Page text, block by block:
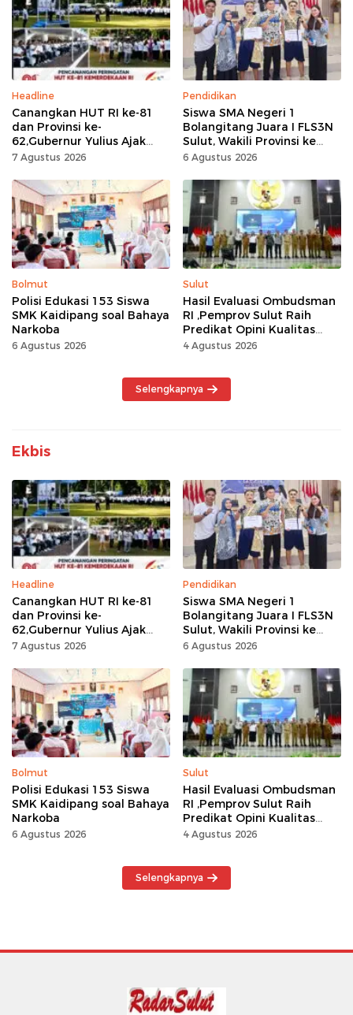
Headline
Canangkan HUT RI ke-81
dan Provinsi ke-
62,Gubernur Yulius Ajak
Seluruh Masyarakat
Kemerdekaan Momentum
Kerja Keras
7 Agustus 2026
Pendidikan
Siswa SMA Negeri 1
Bolangitang Juara I FLS3N
Sulut, Wakili Provinsi ke
Tingkat Nasional
6 Agustus 2026
Bolmut
Polisi Edukasi 153 Siswa
SMK Kaidipang soal Bahaya
Narkoba
6 Agustus 2026
Sulut
Hasil Evaluasi Ombudsman
RI ,Pemprov Sulut Raih
Predikat Opini Kualitas
Tinggi Tanpa
4 Agustus 2026
Selengkapnya
Ekbis
Headline
Canangkan HUT RI ke-81
dan Provinsi ke-
62,Gubernur Yulius Ajak
Seluruh Masyarakat
Kemerdekaan Momentum
Kerja Keras
7 Agustus 2026
Pendidikan
Siswa SMA Negeri 1
Bolangitang Juara I FLS3N
Sulut, Wakili Provinsi ke
Tingkat Nasional
6 Agustus 2026
Bolmut
Polisi Edukasi 153 Siswa
SMK Kaidipang soal Bahaya
Narkoba
6 Agustus 2026
Sulut
Hasil Evaluasi Ombudsman
RI ,Pemprov Sulut Raih
Predikat Opini Kualitas
Tinggi Tanpa
4 Agustus 2026
Selengkapnya